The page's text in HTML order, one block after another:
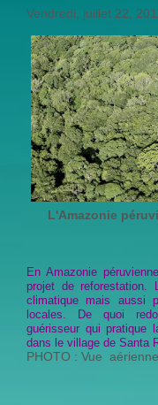
Vendredi, juillet 22,
L'Amazonie
En Amazonie
projet de reforestation.
climatique mais aussi
locales. De quoi
guérisseur qui pratique
dans le village de Santa
PHOTO : Vue